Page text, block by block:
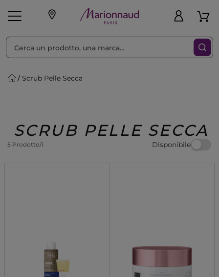
Make-up Profumi
Regalo
Scrub Pelle Secca
SCRUB PELLE SECCA
5 Prodotto/i Disponibile
Ordina per Filtra